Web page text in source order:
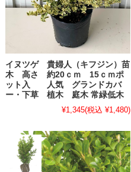
イヌツゲ 貴婦人（キフジン）苗
木 高さ 約20ｃｍ 15ｃｍポ
ット入 人気 グランドカバ
ー・下草 植木 庭木 常緑低木
¥1,345(税込 ¥1,480)